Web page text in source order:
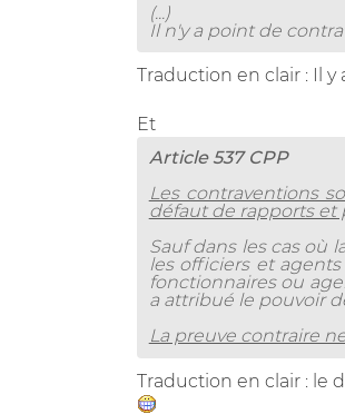
(...)
Il n'y a point de
Traduction en clair : Il
Et
Article 537 CPP
Les contraventions
défaut de rapports et
Sauf dans les cas où
les officiers et
fonctionnaires ou
a attribué le pouvoir
La preuve contraire
Traduction en clair : le